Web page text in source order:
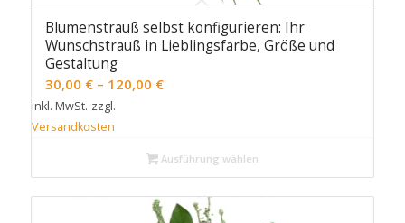
Blumenstrauß selbst konfigurieren: Ihr
Wunschstrauß in Lieblingsfarbe, Größe und
Gestaltung
30,00 €– 120,00 €
inkl. MwSt. zzgl.
Versandkosten
Ausführung wählen